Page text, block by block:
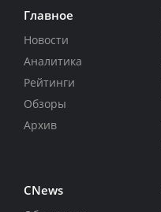
Главное
Новости
Аналитика
Рейтинги
Обзоры
Архив
CNews